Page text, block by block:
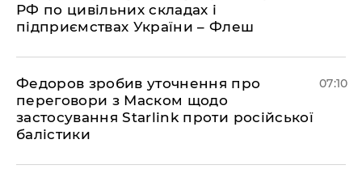
РФ по цивільних складах і
підприємствах України – Флеш
Федоров зробив уточнення про
переговори з Маском щодо
застосування Starlink проти російської
балістики
07:10